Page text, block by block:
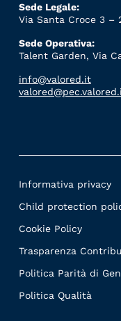
Sede Legale:
Via Santa Croce 3 –
Sede Operativa:
Talent Garden, Via
info@valored.it
Informativa privacy
Child protection
Cookie Policy
Trasparenza
Politica Parità di
Politica Qualità